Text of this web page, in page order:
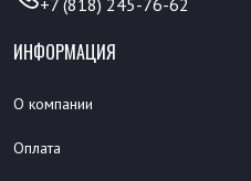
+7 (818) 245-76-62
ИНФОРМАЦИЯ
О компании
Оплата